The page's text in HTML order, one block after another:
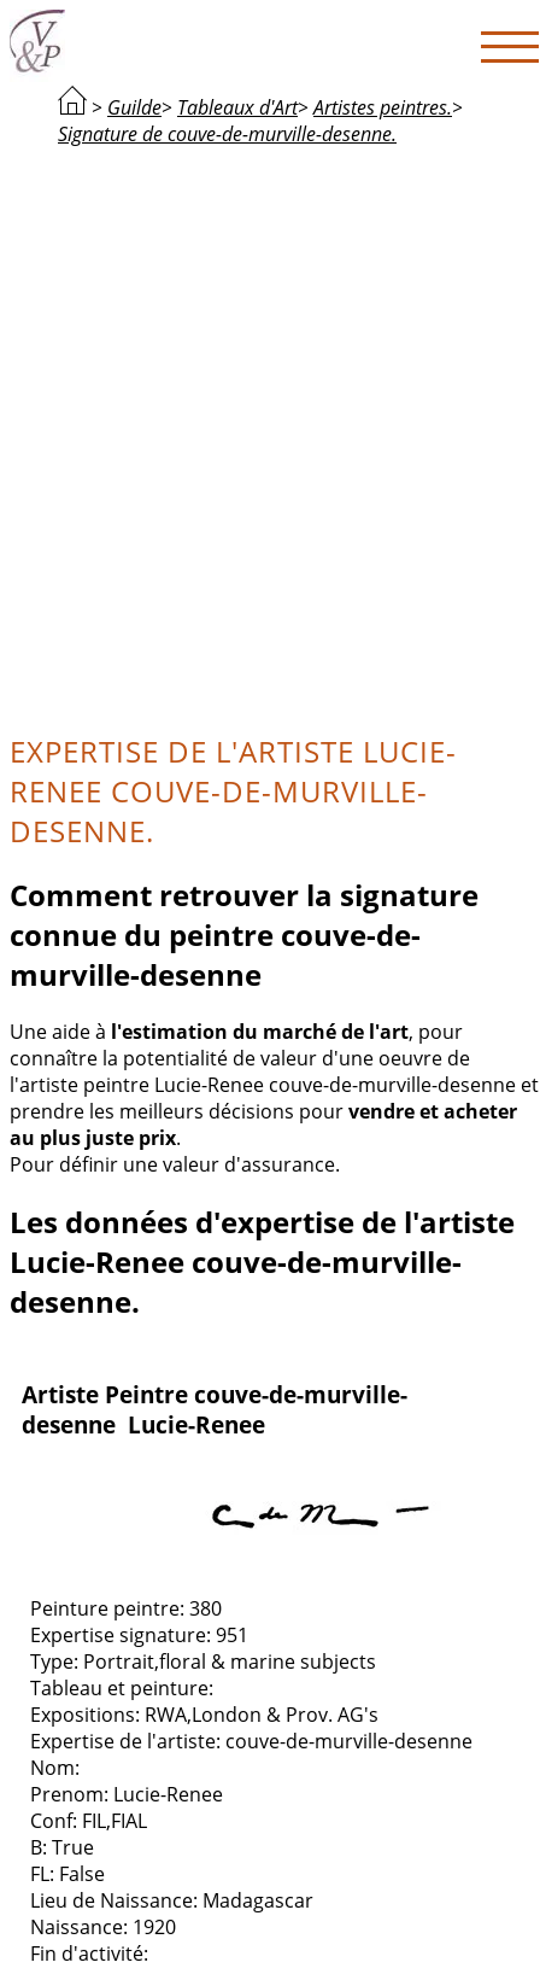
> Guilde> Tableaux d'Art>Artistes peintres.>
Signature de couve-de-murville-desenne.
EXPERTISE DE L'ARTISTE LUCIE-
RENEE COUVE-DE-MURVILLE-
DESENNE.
Comment retrouver la signature
connue du peintre couve-de-
murville-desenne
Une aide à l'estimation du marché de l'art, pour
connaître la potentialité de valeur d'une oeuvre de
l'artiste peintre Lucie-Renee couve-de-murville-desenne et
prendre les meilleurs décisions pourvendre et acheter
au plus juste prix.
Pour définir une valeur d'assurance.
Les données d'expertise de l'artiste
Lucie-Renee couve-de-murville-
desenne.
Artiste Peintre couve-de-murville-
desenne Lucie-Renee
Peinture peintre: 380
Expertise signature: 951
Type: Portrait,floral & marine subjects
Tableau et peinture:
Expositions: RWA,London & Prov. AG's
Expertise de l'artiste: couve-de-murville-desenne
Nom:
Prenom: Lucie-Renee
Conf: FIL,FIAL
B: True
FL: False
Lieu de Naissance: Madagascar
Naissance: 1920
Fin d'activité: